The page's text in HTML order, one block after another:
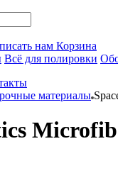
нам Корзина
Всё для полировки
материалы